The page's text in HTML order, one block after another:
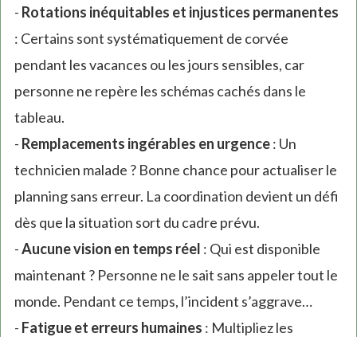
- Rotations inéquitables et injustices permanentes
: Certains sont systématiquement de corvée
pendant les vacances ou les jours sensibles, car
personne ne repère les schémas cachés dans le
tableau.
- Remplacements ingérables en urgence: Un
technicien malade ? Bonne chance pour actualiser le
planning sans erreur. La coordination devient un défi
dès que la situation sort du cadre prévu.
-Aucune vision en temps réel : Qui est disponible
maintenant ? Personne ne le sait sans appeler tout le
monde. Pendant ce temps, l’incident s’aggrave…
- Fatigue et erreurs humaines : Multipliez les